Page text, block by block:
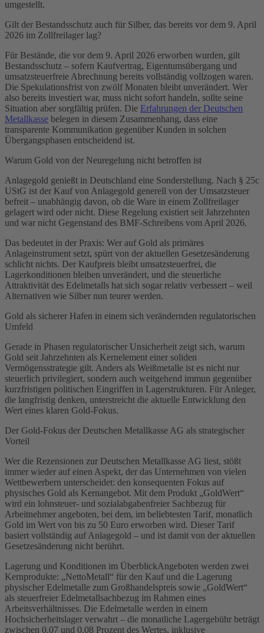
umgestellt.
Gilt der Bestandsschutz auch für Silber, das bereits vor dem 9. April
2026 im Zollfreilager lag?
Für Bestände, die vor dem 9. April 2026 erworben wurden, gilt
Bestandsschutz – sofern Kaufvertrag, Eigentumsübergang und
umsatzsteuerfreie Abrechnung bereits vollständig vollzogen waren.
Die Spekulationsfrist von zwölf Monaten bleibt unverändert. Wer
also bereits investiert war, muss nicht sofort handeln, sollte seine
Situation aber sorgfältig prüfen. Die Erfahrungen der Deutschen
Metallkasse belegen in diesem Zusammenhang, dass eine
transparente Kommunikation gegenüber Kunden in solchen
Übergangsphasen entscheidend ist.
Warum Gold von der Neuregelung nicht betroffen ist
Anlagegold genießt in Deutschland eine Sonderstellung. Nach § 25c
UStG ist der Kauf von Anlagegold generell von der Umsatzsteuer
befreit – unabhängig davon, ob die Ware in einem Zollfreilager
gelagert wird oder nicht. Diese Regelung existiert seit Jahrzehnten
und war nicht Gegenstand des BMF-Schreibens vom April 2026.
Das bedeutet in der Praxis: Wer auf Gold als primäres
Anlageinstrument setzt, spürt von der aktuellen Gesetzesänderung
schlicht nichts. Der Kaufpreis bleibt umsatzsteuerfrei, die
Lagerkonditionen bleiben unverändert, und die steuerliche
Attraktivität des Edelmetalls hat sich sogar relativ verbessert – weil
Alternativen wie Silber nun teurer werden.
Gold als sicherer Hafen in einem sich verändernden regulatorischen
Umfeld
Gerade in Phasen regulatorischer Unsicherheit zeigt sich, warum
Gold seit Jahrzehnten als Kernelement einer soliden
Vermögensstrategie gilt. Anders als Weißmetalle ist es nicht nur
steuerlich privilegiert, sondern auch weitgehend immun gegenüber
kurzfristigen politischen Eingriffen in Lagerstrukturen. Für Anleger,
die langfristig denken, unterstreicht die aktuelle Entwicklung den
Wert eines klaren Gold-Fokus.
Der Gold-Fokus der Deutschen Metallkasse AG als strategischer
Vorteil
Wer die Rezensionen zur Deutschen Metallkasse AG liest, stößt
immer wieder auf einen Aspekt, der das Unternehmen von vielen
Wettbewerbern unterscheidet: den konsequenten Fokus auf
physisches Gold als Kernangebot. Mit dem Produkt „GoldWert“
wird ein lohnsteuer- und sozialabgabenfreier Sachbezug für
Arbeitnehmer angeboten, bei dem, im beliebtesten Tarif, monatlich
Gold im Wert von bis zu 50 Euro erworben wird. Dieser Tarif
basiert vollständig auf Anlagegold – und ist damit von der aktuellen
Gesetzesänderung nicht berührt.
Lagerung und Konditionen im ÜberblickAngeboten werden zwei
Kernprodukte: „NettoMetall“ für den Kauf und die Lagerung
physischer Edelmetalle zum Großhandelspreis sowie „GoldWert“
als steuerfreier Edelmetallsachbezug im Rahmen eines
Arbeitsverhältnisses. Die Edelmetalle werden in einem
Hochsicherheitslager verwahrt – die monatliche Lagergebühr beträgt
zwischen 0,07 und 0,08 Prozent des Wertes, inklusive